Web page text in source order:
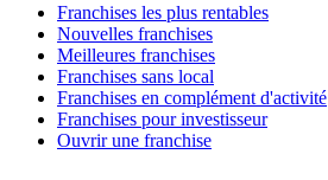
Franchises les plus rentables
Nouvelles franchises
Meilleures franchises
Franchises sans local
Franchises en complément d'activité
Franchises pour investisseur
Ouvrir une franchise